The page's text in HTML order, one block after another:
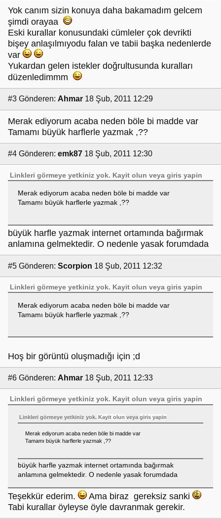
Yok canım sizin konuya daha bakamadım gelcem
şimdi orayaa
Eski kurallar konusundaki cümleler çok devrikti
bişey anlaşılmıyodu falan ve tabii başka nedenlerde
var
Yukardan gelen istekler doğrultusunda kuralları
düzenledimmm
#3 Gönderen: Ahmar 18 Şub, 2011 12:29
Merak ediyorum acaba neden böle bi madde var
Tamamı büyük harflerle yazmak ,??
#4 Gönderen: emk87 18 Şub, 2011 12:30
Linkleri görmeye yetkiniz yok. Kayit olun veyagiris yapin
Merak ediyorum acaba neden böle bi madde var
Tamamı büyük harflerle yazmak ,??
büyük harfle yazmak internet ortamında bağırmak
anlamına gelmektedir. O nedenle yasak forumdada
#5 Gönderen: Scorpion 18 Şub, 2011 12:32
Linkleri görmeye yetkiniz yok. Kayit olun veyagiris yapin
Merak ediyorum acaba neden böle bi madde var
Tamamı büyük harflerle yazmak ,??
Hoş bir görüntü oluşmadığı için ;d
#6 Gönderen: Ahmar 18 Şub, 2011 12:33
Linkleri görmeye yetkiniz yok. Kayit olun veyagiris yapin
Linkleri görmeye yetkiniz yok.Kayit olun veyagiris yapin
Merak ediyorum acaba neden böle bi madde var
Tamamı büyük harflerle yazmak ,??
büyük harfle yazmak internet ortamında bağırmak
anlamına gelmektedir. O nedenle yasak forumdada
Teşekkür ederim.
Ama biraz gereksiz sanki
Tabi kurallar öyleyse öyle davranmak gerekir.